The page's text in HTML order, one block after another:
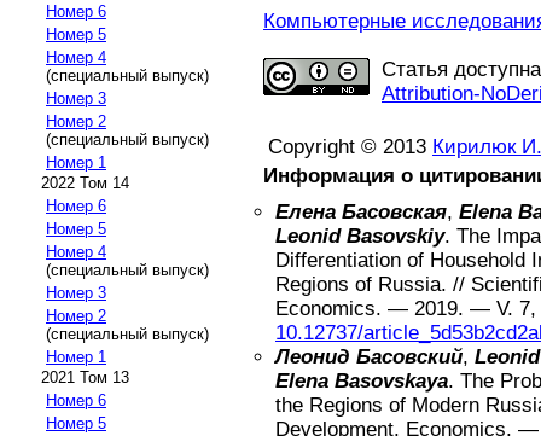
Номер 6
Номер 5
Номер 4
(специальный выпуск)
Номер 3
Номер 2
(специальный выпуск)
Номер 1
2022 Том 14
Номер 6
Номер 5
Номер 4
(специальный выпуск)
Номер 3
Номер 2
(специальный выпуск)
Номер 1
2021 Том 13
Номер 6
Номер 5
Компьютерные
Статья
Attribution-
Copyright © 2013 Кирилюк
Информация о
Елена Басовская, Elena
Leonid Basovskiy. The
Differentiation of Household
Regions of Russia. //
Economics. — 2019. — V. 7
10.12737/
Леонид Басовский,
Elena Basovskaya. The
the Regions of Modern
Development. Economics.